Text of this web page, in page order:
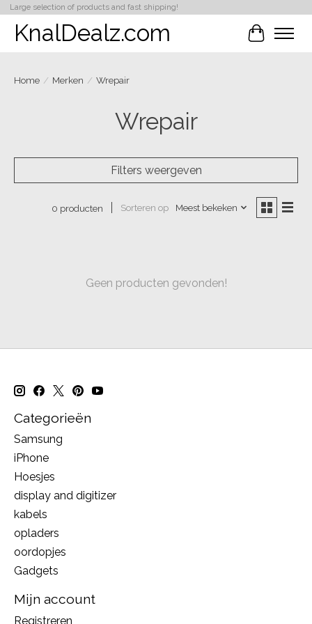
Large selection of products and fast shipping!
KnalDealz.com
Home / Merken / Wrepair
Wrepair
Filters weergeven
0 producten Sorteren op Meest bekeken
Geen producten gevonden!
Categorieën
Samsung
iPhone
Hoesjes
display and digitizer
kabels
opladers
oordopjes
Gadgets
Mijn account
Registreren